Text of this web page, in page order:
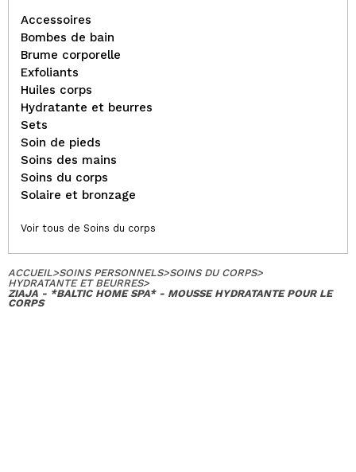
Accessoires
Bombes de bain
Brume corporelle
Exfoliants
Huiles corps
Hydratante et beurres
Sets
Soin de pieds
Soins des mains
Soins du corps
Solaire et bronzage
Voir tous de Soins du corps
ACCUEIL>SOINS PERSONNELS>SOINS DU CORPS>
HYDRATANTE ET BEURRES>
ZIAJA - *BALTIC HOME SPA* - MOUSSE HYDRATANTE POUR LE
CORPS